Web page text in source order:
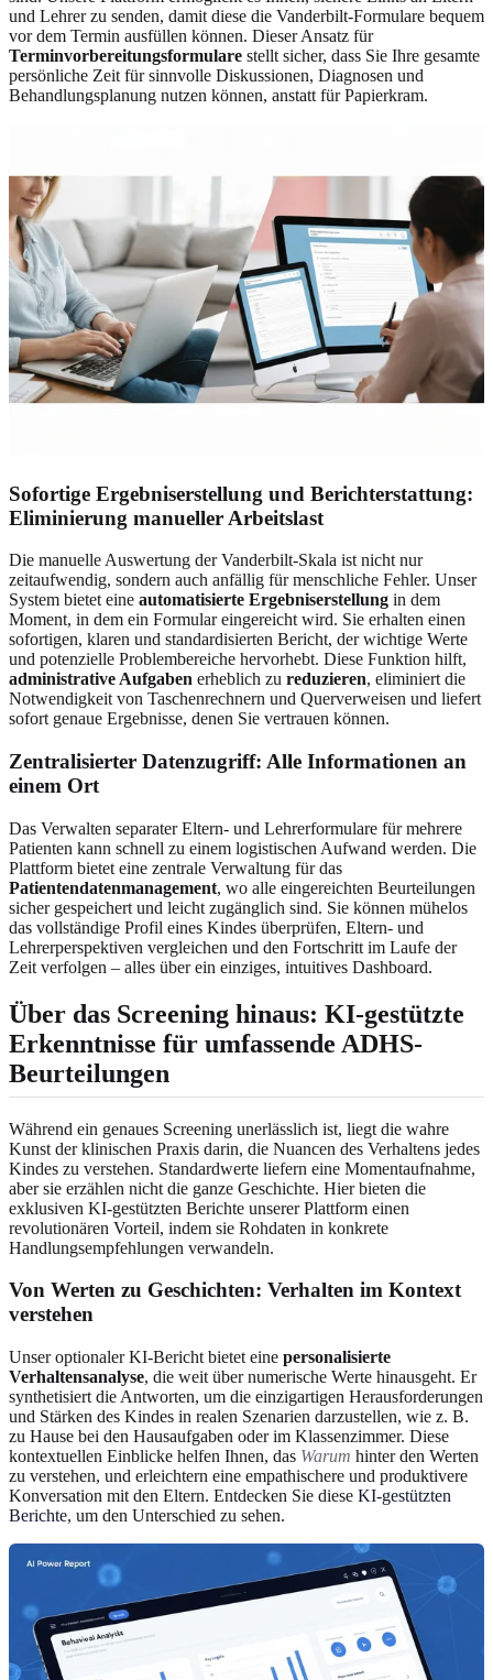
und Lehrer zu senden, damit diese die Vanderbilt-Formulare bequem
vor dem Termin ausfüllen können. Dieser Ansatz für
Terminvorbereitungsformulare stellt sicher, dass Sie Ihre gesamte
persönliche Zeit für sinnvolle Diskussionen, Diagnosen und
Behandlungsplanung nutzen können, anstatt für Papierkram.
Sofortige Ergebniserstellung und Berichterstattung:
Eliminierung manueller Arbeitslast
Die manuelle Auswertung der Vanderbilt-Skala ist nicht nur
zeitaufwendig, sondern auch anfällig für menschliche Fehler. Unser
System bietet eine automatisierte Ergebniserstellung in dem
Moment, in dem ein Formular eingereicht wird. Sie erhalten einen
sofortigen, klaren und standardisierten Bericht, der wichtige Werte
und potenzielle Problembereiche hervorhebt. Diese Funktion hilft,
administrative Aufgaben erheblich zu reduzieren, eliminiert die
Notwendigkeit von Taschenrechnern und Querverweisen und liefert
sofort genaue Ergebnisse, denen Sie vertrauen können.
Zentralisierter Datenzugriff: Alle Informationen an
einem Ort
Das Verwalten separater Eltern- und Lehrerformulare für mehrere
Patienten kann schnell zu einem logistischen Aufwand werden. Die
Plattform bietet eine zentrale Verwaltung für das
Patientendatenmanagement, wo alle eingereichten Beurteilungen
sicher gespeichert und leicht zugänglich sind. Sie können mühelos
das vollständige Profil eines Kindes überprüfen, Eltern- und
Lehrerperspektiven vergleichen und den Fortschritt im Laufe der
Zeit verfolgen – alles über ein einziges, intuitives Dashboard.
Über das Screening hinaus: KI-gestützte
Erkenntnisse für umfassende ADHS-
Beurteilungen
Während ein genaues Screening unerlässlich ist, liegt die wahre
Kunst der klinischen Praxis darin, die Nuancen des Verhaltens jedes
Kindes zu verstehen. Standardwerte liefern eine Momentaufnahme,
aber sie erzählen nicht die ganze Geschichte. Hier bieten die
exklusiven KI-gestützten Berichte unserer Plattform einen
revolutionären Vorteil, indem sie Rohdaten in konkrete
Handlungsempfehlungen verwandeln.
Von Werten zu Geschichten: Verhalten im Kontext
verstehen
Unser optionaler KI-Bericht bietet eine personalisierte
Verhaltensanalyse, die weit über numerische Werte hinausgeht. Er
synthetisiert die Antworten, um die einzigartigen Herausforderungen
und Stärken des Kindes in realen Szenarien darzustellen, wie z. B.
zu Hause bei den Hausaufgaben oder im Klassenzimmer. Diese
kontextuellen Einblicke helfen Ihnen, das Warum hinter den Werten
zu verstehen, und erleichtern eine empathischere und produktivere
Konversation mit den Eltern. Entdecken Sie diese KI-gestützten
Berichte, um den Unterschied zu sehen.